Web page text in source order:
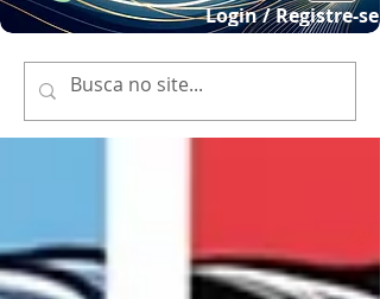
Login / Registre-se